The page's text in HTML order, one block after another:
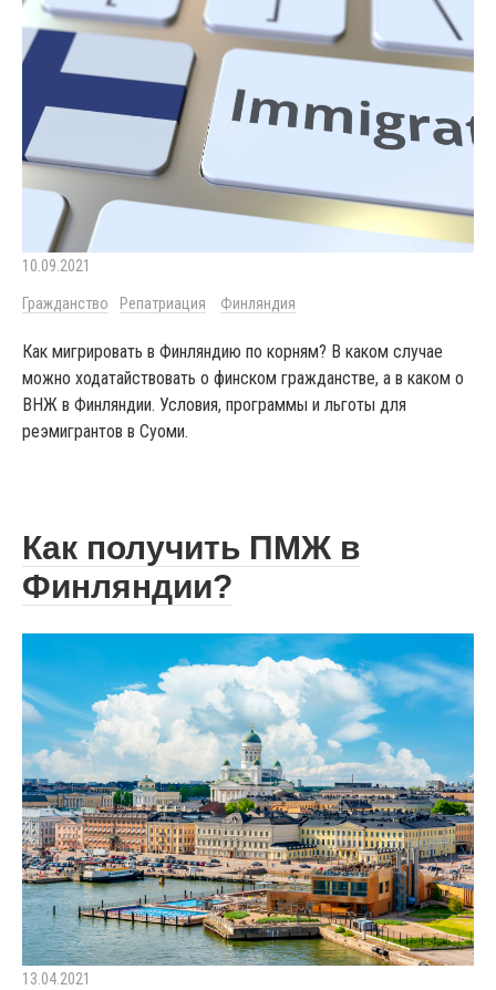
10.09.2021
Гражданство Репатриация Финляндия
Как мигрировать в Финляндию по корням? В каком случае
можно ходатайствовать о финском гражданстве, а в каком о
ВНЖ в Финляндии. Условия, программы и льготы для
реэмигрантов в Суоми.
Как получить ПМЖ в
Финляндии?
13.04.2021